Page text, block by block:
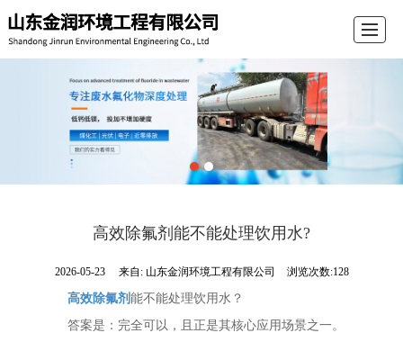
公司介绍 产品展示 新闻动态 留言反馈 联系我们
高效除氟剂能不能处理饮用水?
2026-05-23 来自: 山东金润环境工程有限公司 浏览次数:128
高效除氟剂能不能处理饮用水？
答案是：完全可以，且正是其核心应用场景之一。